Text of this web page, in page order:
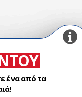
ένα από τα